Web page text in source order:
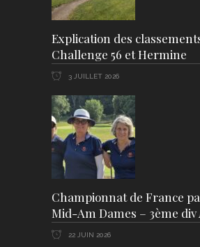
Explication des
Challenge 56 et Hermine
3 JUILLET 2026
Championnat de France
Mid-Am Dames – 3ème div
22 JUIN 2026